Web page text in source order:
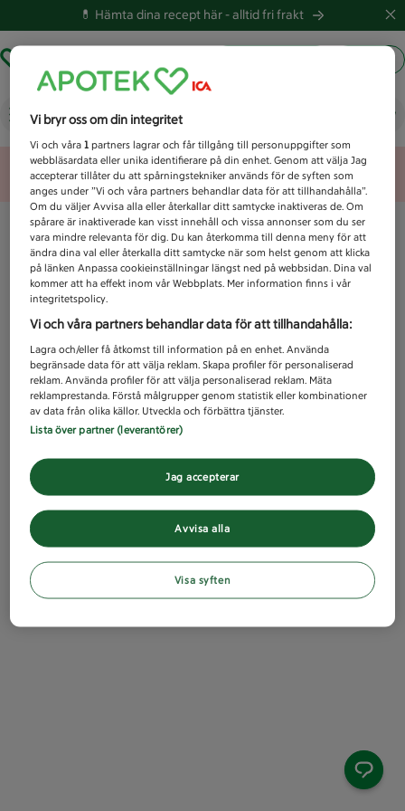
💊 Hämta dina recept här -alltid fri frakt
Vad letar du efter idag?
Unknown error
Vi bryr oss om din integritet
Vi och våra1 partners lagrar och får tillgång till personuppgifter som
webbläsardata eller unika identifierare på din enhet. Genom att välja Jag
accepterar tillåter du att spårningstekniker används för de syften som
anges under ”Vi och våra partners behandlar data för att tillhandahålla”.
Om du väljer Avvisa alla eller återkallar ditt samtycke inaktiveras de. Om
spårare är inaktiverade kan visst innehåll och vissa annonser som du ser
vara mindre relevanta för dig. Du kan återkomma till denna meny för att
ändra dina val eller återkalla ditt samtycke när som helst genom att klicka
på länken Anpassa cookieinställningar längst ned på webbsidan. Dina val
kommer att ha effekt inom vår Webbplats. Mer information finns i vår
integritetspolicy.
Vi och våra partners behandlar data för att tillhandahålla:
Lagra och/eller få åtkomst till information på en enhet. Använda
begränsade data för att välja reklam. Skapa profiler för personaliserad
reklam. Använda profiler för att välja personaliserad reklam. Mäta
reklamprestanda. Förstå målgrupper genom statistik eller kombinationer
av data från olika källor. Utveckla och förbättra tjänster.
Lista över partner (leverantörer)
Avvisa alla
Jag accepterar
Visa syften